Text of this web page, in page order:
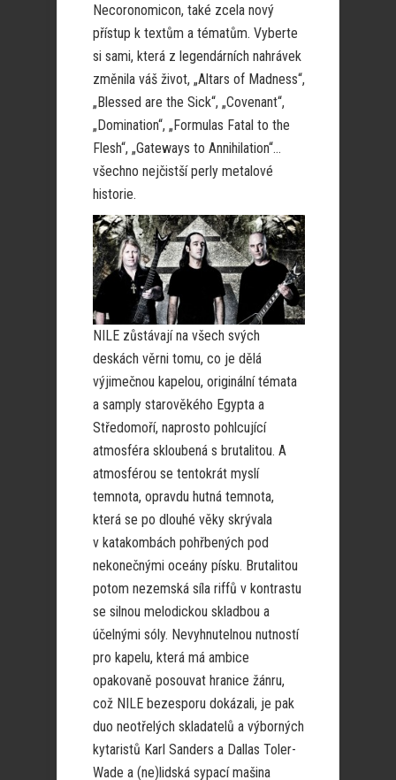
Necoronomicon, také zcela nový
přístup k textům a tématům. Vyberte
si sami, která z legendárních nahrávek
změnila váš život, „Altars of Madness“,
„Blessed are the Sick“, „Covenant“,
„Domination“, „Formulas Fatal to the
Flesh“, „Gateways to Annihilation“…
všechno nejčistší perly metalové
historie.
NILE zůstávají na všech svých
deskách věrni tomu, co je dělá
výjimečnou kapelou, originální témata
a samply starověkého Egypta a
Středomoří, naprosto pohlcující
atmosféra skloubená s brutalitou. A
atmosférou se tentokrát myslí
temnota, opravdu hutná temnota,
která se po dlouhé věky skrývala
v katakombách pohřbených pod
nekonečnými oceány písku. Brutalitou
potom nezemská síla riffů v kontrastu
se silnou melodickou skladbou a
účelnými sóly. Nevyhnutelnou nutností
pro kapelu, která má ambice
opakovaně posouvat hranice žánru,
což NILE bezesporu dokázali, je pak
duo neotřelých skladatelů a výborných
kytaristů Karl Sanders a Dallas Toler-
Wade a (ne)lidská sypací mašina